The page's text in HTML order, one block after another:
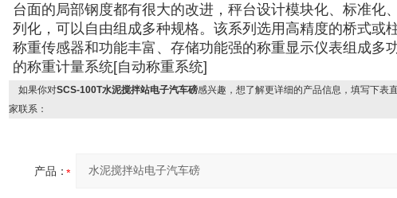
台面的局部钢度都有很大的改进，秤台设计模块化、标准化
列化，可以自由组成多种规格。该系列选用高精度的桥式或
称重传感器和功能丰富、存储功能强的称重显示仪表组成多
的称重计量系统[自动称重系统]
如果你对SCS-100T水泥搅拌站电子汽车磅感兴趣，想了解更详细的产品信息，填写下表
家联系：
产品：